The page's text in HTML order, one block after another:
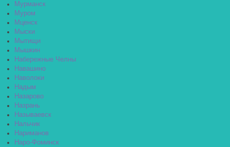
Мурманск
Муром
Мценск
Мыски
Мытищи
Мышкин
Набережные Челны
Навашино
Наволоки
Надым
Назарово
Назрань
Называевск
Нальчик
Нариманов
Наро-Фоминск